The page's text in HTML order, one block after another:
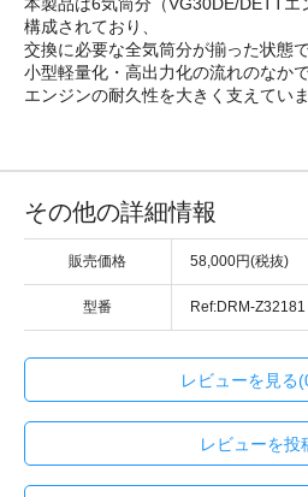
構成されており、
交換に必要な全気筒分が揃った状態
小型軽量化・高出力化の流れのなか
エンジンの耐久性を大きく支えていま
その他の詳細情報
販売価格 58,000円(税抜)
型番 Ref:DRM-Z32181
レビューを見る
レビューを投